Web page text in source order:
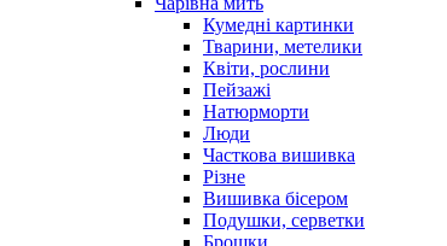
Кумедні картинки
Тварини, метелики
Квіти, рослини
Пейзажі
Натюрморти
Люди
Часткова вишивка
Різне
Вишивка бісером
Подушки, серветки
Брошки